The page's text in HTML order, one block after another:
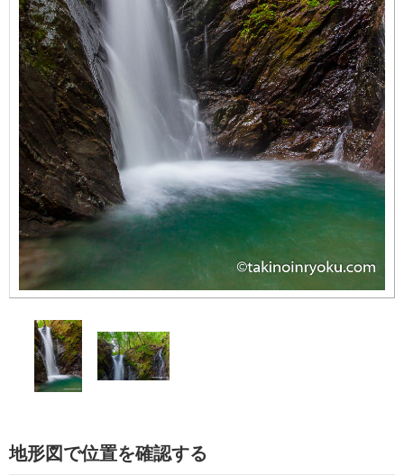
地形図で位置を確認する